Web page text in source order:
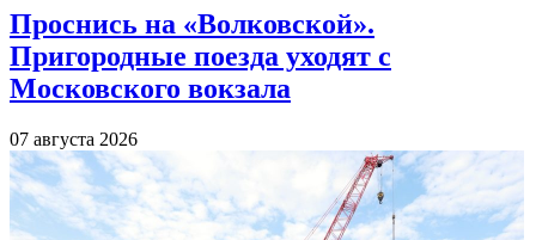
Проснись на «Волковской».
Пригородные поезда уходят с
Московского вокзала
07 августа 2026